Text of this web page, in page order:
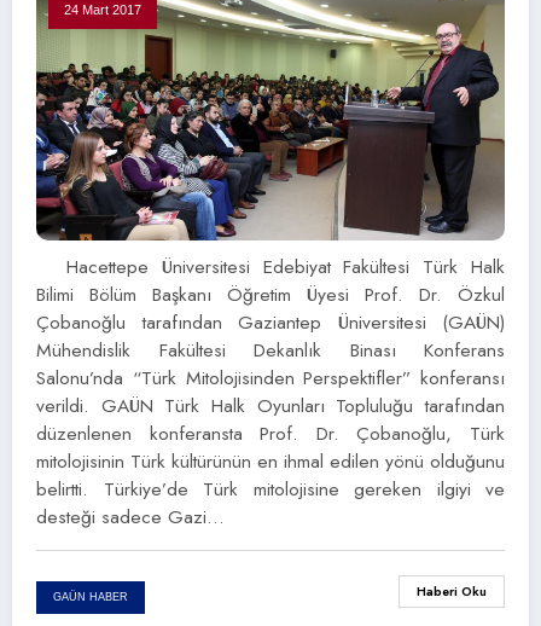
24 Mart 2017
Hacettepe Üniversitesi Edebiyat Fakültesi Türk Halk
Bilimi Bölüm Başkanı Öğretim Üyesi Prof. Dr. Özkul
Çobanoğlu tarafından Gaziantep Üniversitesi (GAÜN)
Mühendislik Fakültesi Dekanlık Binası Konferans
Salonu’nda “Türk Mitolojisinden Perspektifler” konferansı
verildi. GAÜN Türk Halk Oyunları Topluluğu tarafından
düzenlenen konferansta Prof. Dr. Çobanoğlu, Türk
mitolojisinin Türk kültürünün en ihmal edilen yönü olduğunu
belirtti. Türkiye’de Türk mitolojisine gereken ilgiyi ve
desteği sadece Gazi…
GAÜN HABER Haberi Oku